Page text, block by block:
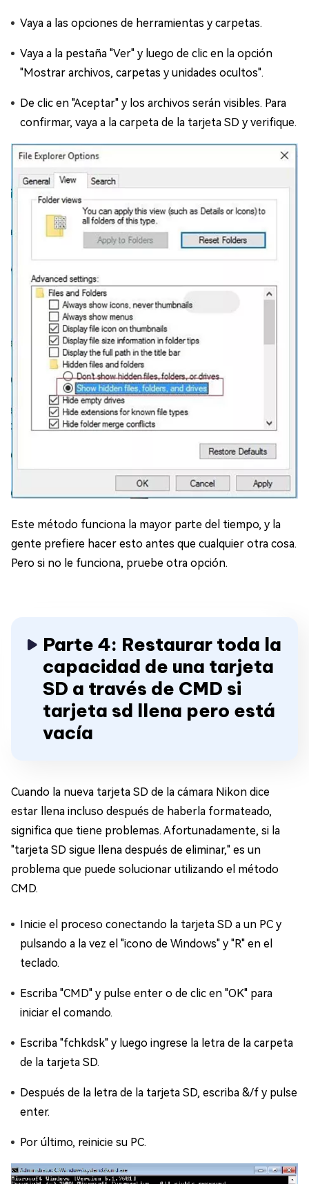
Vaya a las opciones de herramientas y carpetas.
Vaya a la pestaña "Ver" y luego de clic en la opción
"Mostrar archivos, carpetas y unidades ocultos".
De clic en "Aceptar" y los archivos serán visibles. Para
confirmar, vaya a la carpeta de la tarjeta SD y verifique.
Este método funciona la mayor parte del tiempo, y la
gente prefiere hacer esto antes que cualquier otra cosa.
Pero si no le funciona, pruebe otra opción.
Parte 4: Restaurar toda la
capacidad de una tarjeta
SD a través de CMD si
tarjeta sd llena pero está
vacía
Cuando la nueva tarjeta SD de la cámara Nikon dice
estar llena incluso después de haberla formateado,
significa que tiene problemas. Afortunadamente, si la
"tarjeta SD sigue llena después de eliminar," es un
problema que puede solucionar utilizando el método
CMD.
Inicie el proceso conectando la tarjeta SD a un PC y
pulsando a la vez el "icono de Windows" y "R" en el
teclado.
Escriba "CMD" y pulse enter o de clic en "OK" para
iniciar el comando.
Escriba "fchkdsk" y luego ingrese la letra de la carpeta
de la tarjeta SD.
Después de la letra de la tarjeta SD, escriba &/f y pulse
enter.
Por último, reinicie su PC.